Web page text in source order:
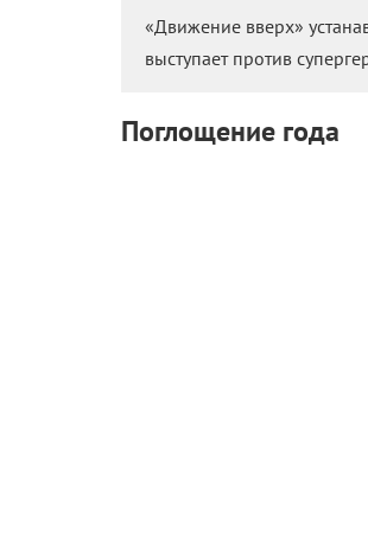
«Движение вверх»
выступает против
Поглощение года